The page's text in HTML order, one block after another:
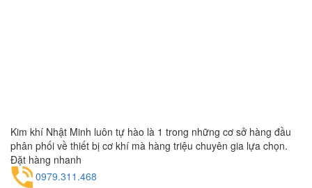
Kim khí Nhật Minh luôn tự hào là 1 trong những cơ sở hàng đầu
phân phối về thiết bị cơ khí mà hàng triệu chuyên gia lựa chọn.
Đặt hàng nhanh
0979.311.468